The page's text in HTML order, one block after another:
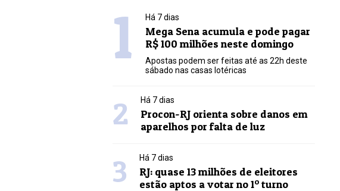
1 Há 7 dias
Mega Sena acumula e pode pagar
R$ 100 milhões neste domingo
Apostas podem ser feitas até as 22h deste
sábado nas casas lotéricas
2 Há 7 dias
Procon-RJ orienta sobre danos em
aparelhos por falta de luz
3 Há 7 dias
RJ: quase 13 milhões de eleitores
estão aptos a votar no 1º turno